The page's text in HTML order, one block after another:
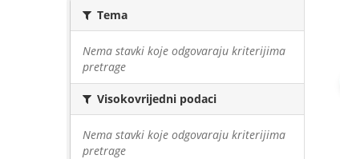
Tema
Nema stavki koje odgovaraju kriterijima
pretrage
Visokovrijedni podaci
Nema stavki koje odgovaraju kriterijima
pretrage